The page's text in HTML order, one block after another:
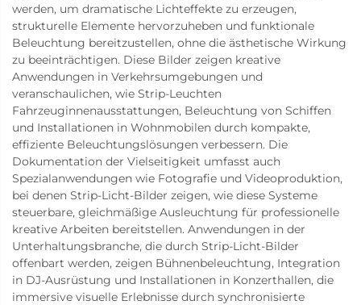
werden, um dramatische Lichteffekte zu erzeugen,
strukturelle Elemente hervorzuheben und funktionale
Beleuchtung bereitzustellen, ohne die ästhetische Wirkung
zu beeinträchtigen. Diese Bilder zeigen kreative
Anwendungen in Verkehrsumgebungen und
veranschaulichen, wie Strip-Leuchten
Fahrzeuginnenausstattungen, Beleuchtung von Schiffen
und Installationen in Wohnmobilen durch kompakte,
effiziente Beleuchtungslösungen verbessern. Die
Dokumentation der Vielseitigkeit umfasst auch
Spezialanwendungen wie Fotografie und Videoproduktion,
bei denen Strip-Licht-Bilder zeigen, wie diese Systeme
steuerbare, gleichmäßige Ausleuchtung für professionelle
kreative Arbeiten bereitstellen. Anwendungen in der
Unterhaltungsbranche, die durch Strip-Licht-Bilder
offenbart werden, zeigen Bühnenbeleuchtung, Integration
in DJ-Ausrüstung und Installationen in Konzerthallen, die
immersive visuelle Erlebnisse durch synchronisierte